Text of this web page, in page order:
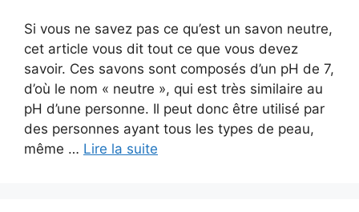
Si vous ne savez pas ce qu’est un savon neutre,
cet article vous dit tout ce que vous devez
savoir. Ces savons sont composés d’un pH de 7,
d’où le nom « neutre », qui est très similaire au
pH d’une personne. Il peut donc être utilisé par
des personnes ayant tous les types de peau,
même … Lire la suite